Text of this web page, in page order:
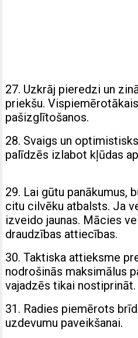
27. Uzkrāj pieredzi un
priekšu.
pašizglītošanos.
28. Svaigs un
palīdzēs izlabot kļūdas
29. Lai gūtu panākumus,
citu cilvēku atbalsts. Ja
izveido jaunas. Mācies
draudzības attiecības.
30. Taktiska attieksme
nodrošinās maksimālus
vajadzēs tikai nostiprināt.
31. Radies piemērots
uzdevumu paveikšanai.